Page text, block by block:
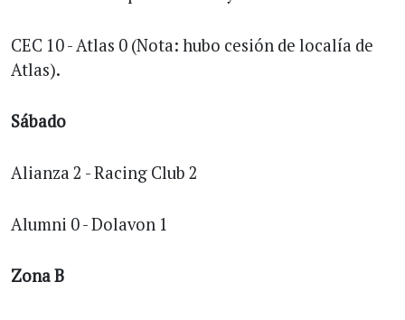
CEC 10 - Atlas 0 (Nota: hubo cesión de localía de
Atlas).
Sábado
Alianza 2 - Racing Club 2
Alumni 0 - Dolavon 1
Zona B